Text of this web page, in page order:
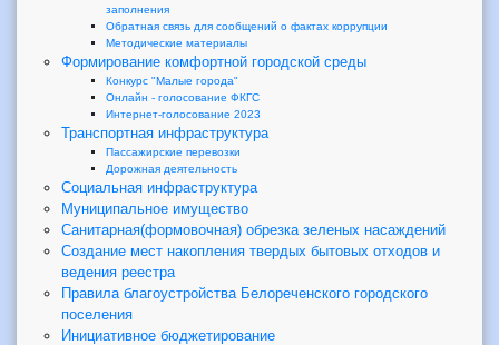
заполнения
Обратная связь для сообщений о фактах коррупции
Методические материалы
Формирование комфортной городской среды
Конкурс "Малые города"
Онлайн - голосование ФКГС
Интернет-голосование 2023
Транспортная инфраструктура
Пассажирские перевозки
Дорожная деятельность
Социальная инфраструктура
Муниципальное имущество
Санитарная(формовочная) обрезка зеленых насаждений
Создание мест накопления твердых бытовых отходов и
ведения реестра
Правила благоустройства Белореченского городского
поселения
Инициативное бюджетирование